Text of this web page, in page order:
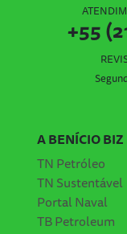
+55
A BENÍCIO BIZ
TN Petróleo
TN Sustentável
Portal Naval
TB Petroleum